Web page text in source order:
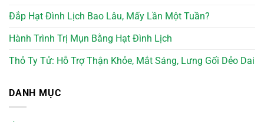
Đắp Hạt Đình Lịch Bao Lâu, Mấy Lần Một Tuần?
Hành Trình Trị Mụn Bằng Hạt Đình Lịch
Thỏ Ty Tử: Hỗ Trợ Thận Khỏe, Mắt Sáng, Lưng Gối Dẻo Dai
DANH MỤC